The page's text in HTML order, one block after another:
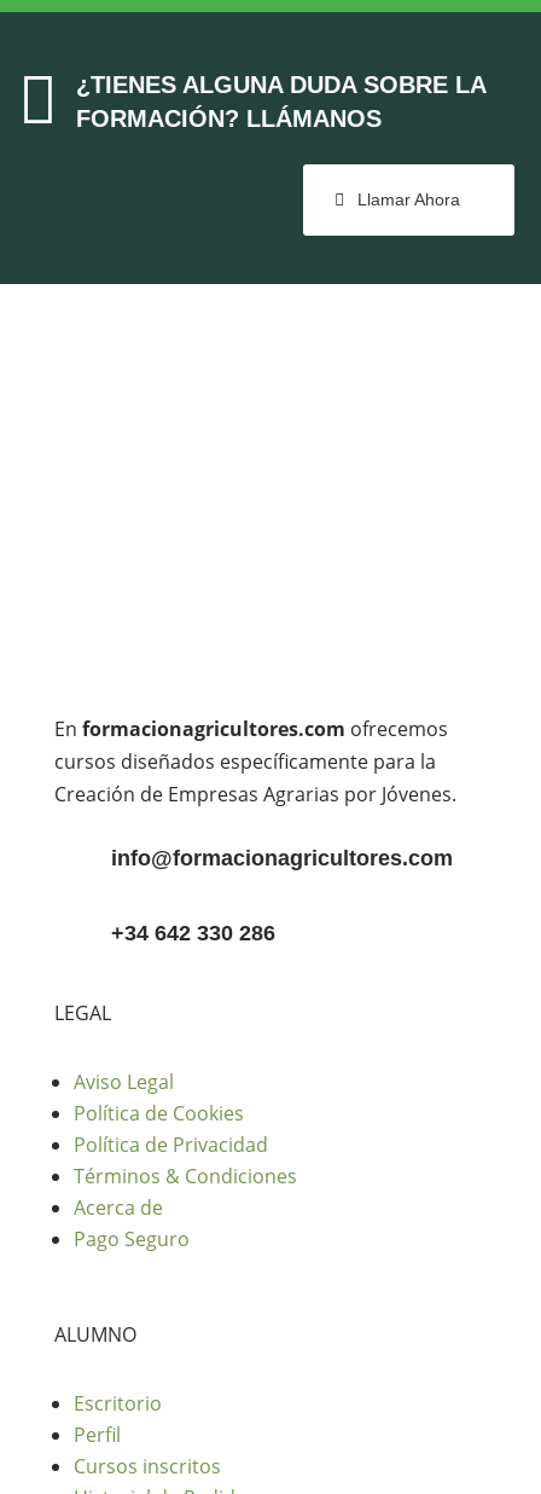

¿TIENES ALGUNA DUDA SOBRE LA
FORMACIÓN? LLÁMANOS
Llamar Ahora
En formacionagricultores.com ofrecemos
cursos diseñados específicamente para la
Creación de Empresas Agrarias por Jóvenes.
info@formacionagricultores.com
+34 642 330 286
LEGAL
Aviso Legal
Política de Cookies
Política de Privacidad
Términos & Condiciones
Acerca de
Pago Seguro
ALUMNO
Escritorio
Perfil
Cursos inscritos